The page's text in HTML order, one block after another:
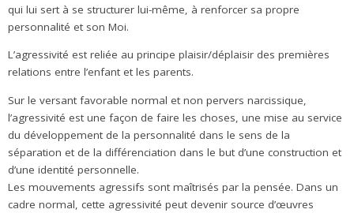
qui lui sert à se structurer lui-même, à renforcer sa propre
personnalité et son Moi.
L’agressivité est reliée au principe plaisir/déplaisir des premières
relations entre l’enfant et les parents.
Sur le versant favorable normal et non pervers narcissique,
l’agressivité est une façon de faire les choses, une mise au service
du développement de la personnalité dans le sens de la
séparation et de la différenciation dans le but d’une construction et
d’une identité personnelle.
Les mouvements agressifs sont maîtrisés par la pensée. Dans un
cadre normal, cette agressivité peut devenir source d’œuvres